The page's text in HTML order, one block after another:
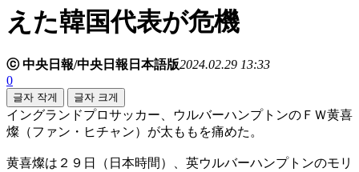
えた韓国代表が危機
ⓒ 中央日報/中央日報日本語版2024.02.29 13:33
0
글자 작게 글자 크게
イングランドプロサッカー、ウルバーハンプトンのＦＷ黄喜
燦（ファン・ヒチャン）が太ももを痛めた。
黄喜燦は２９日（日本時間）、英ウルバーハンプトンのモリ